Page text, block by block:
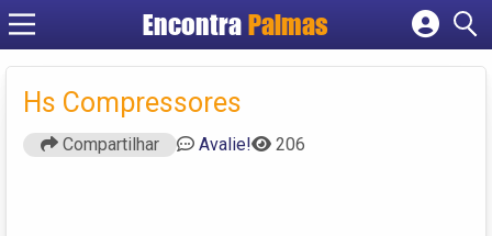
Encontra Palmas
Cadastrar empresa
Criar conta
Hs Compressores
Compartilhar Avalie! 206